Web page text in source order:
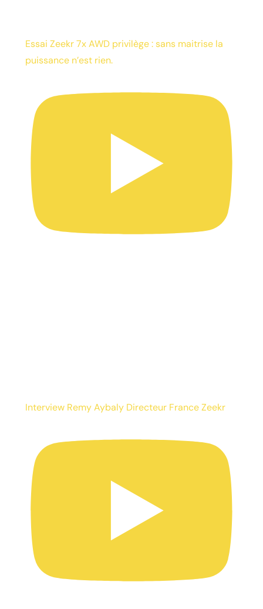
Essai Zeekr 7x AWD privilège : sans maitrise la
puissance n’est rien.
Interview Remy Aybaly Directeur France Zeekr